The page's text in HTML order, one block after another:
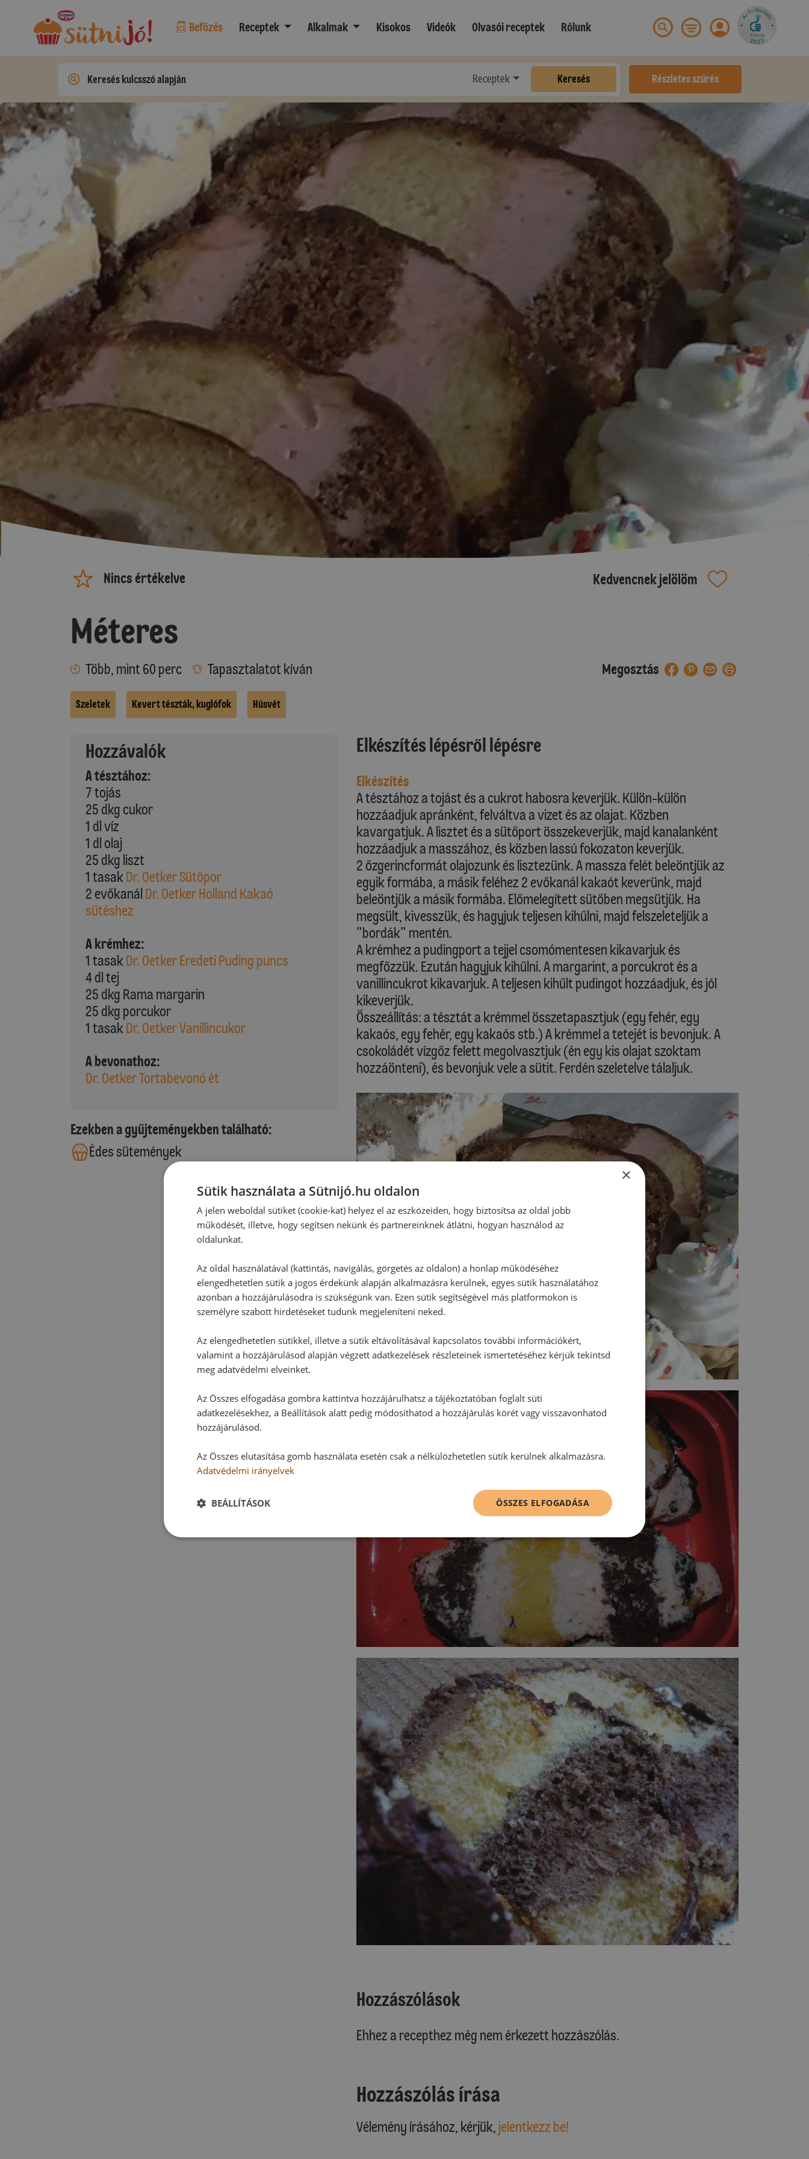
Befőzés Receptek Alkalmak Kisokos Videók Olvasói receptek Rólunk
Receptek Keresés Részletes szűrés
Nincs értékelve Kedvencnek jelölöm
Méteres
Több, mint 60 perc Tapasztalatot kíván Megosztás
Szeletek Kevert tészták, kuglófok Húsvét
Hozzávalók
A tésztához:
7 tojás
25 dkg cukor
1 dl víz
1 dl olaj
25 dkg liszt
1 tasakDr. Oetker Sütőpor
2 evőkanálDr. Oetker Holland Kakaó
sütéshez
A krémhez:
1 tasakDr. Oetker Eredeti Puding puncs
4 dl tej
25 dkg Rama margarin
25 dkg porcukor
1 tasakDr. Oetker Vanillincukor
A bevonathoz:
Dr. Oetker Tortabevonó ét
Ezekben a gyűjteményekben található:
Édes sütemények
Elkészítés lépésről lépésre
Elkészítés
A tésztához a tojást és a cukrot habosra keverjük. Külön-külön
hozzáadjuk apránként, felváltva a vizet és az olajat. Közben
kavargatjuk. A lisztet és a sütőport összekeverjük, majd kanalanként
hozzáadjuk a masszához, és közben lassú fokozaton keverjük.
2 őzgerincformát olajozunk és lisztezünk. A massza felét beleöntjük az
egyik formába, a másik feléhez 2 evőkanál kakaót keverünk, majd
beleöntjük a másik formába. Előmelegített sütőben megsütjük. Ha
megsült, kivesszük, és hagyjuk teljesen kihűlni, majd felszeleteljük a
"bordák" mentén.
A krémhez a pudingport a tejjel csomómentesen kikavarjuk és
megfőzzük. Ezután hagyjuk kihűlni. A margarint, a porcukrot és a
vanillincukrot kikavarjuk. A teljesen kihűlt pudingot hozzáadjuk, és jól
kikeverjük.
Összeállítás: a tésztát a krémmel összetapasztjuk (egy fehér, egy
kakaós, egy fehér, egy kakaós stb.) A krémmel a tetejét is bevonjuk. A
csokoládét vízgőz felett megolvasztjuk (én egy kis olajat szoktam
hozzáönteni), és bevonjuk vele a sütit. Ferdén szeletelve tálaljuk.
Hozzászólások
Ehhez a recepthez még nem érkezett hozzászólás.
Hozzászólás írása
Vélemény írásához, kérjük, jelentkezz be!
×
Sütik használata a Sütnijó.hu oldalon
A jelen weboldal sütiket (cookie-kat) helyez el az eszközeiden, hogy biztosítsa az oldal jobb
működését, illetve, hogy segítsen nekünk és partnereinknek átlátni, hogyan használod az
oldalunkat.
Az oldal használatával (kattintás, navigálás, görgetés az oldalon) a honlap működéséhez
elengedhetetlen sütik a jogos érdekünk alapján alkalmazásra kerülnek, egyes sütik használatához
azonban a hozzájárulásodra is szükségünk van. Ezen sütik segítségével más platformokon is
személyre szabott hirdetéseket tudunk megjeleníteni neked.
Az elengedhetetlen sütikkel, illetve a sütik eltávolításával kapcsolatos további információkért,
valamint a hozzájárulásod alapján végzett adatkezelések részleteinek ismertetéséhez kérjük tekintsd
meg adatvédelmi elveinket.
Az Összes elfogadása gombra kattintva hozzájárulhatsz a tájékoztatóban foglalt süti
adatkezelésekhez, a Beállítások alatt pedig módosíthatod a hozzájárulás körét vagy visszavonhatod
hozzájárulásod.
Az Összes elutasítása gomb használata esetén csak a nélkülözhetetlen sütik kerülnek alkalmazásra.
Adatvédelmi irányelvek
ÖSSZES ELFOGADÁSA
BEÁLLÍTÁSOK